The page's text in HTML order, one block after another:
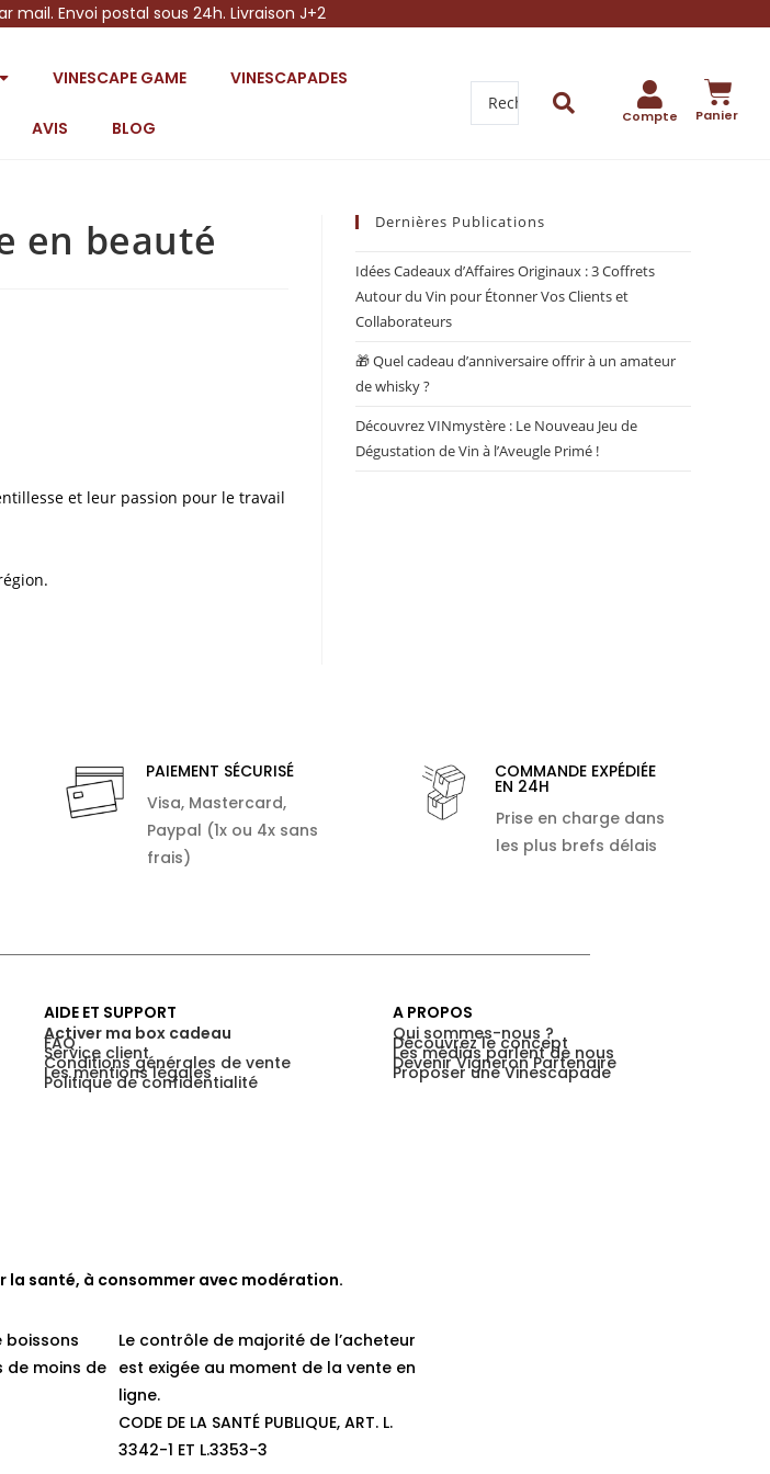
mail. Envoi postal sous 24h. Livraison J+2
VINESCAPE GAME VINESCAPADES
AVIS BLOG
Compte Panier
en beauté
et leur passion pour le travail
Dernières Publications
Idées Cadeaux d’Affaires Originaux : 3 Coffrets
Autour du Vin pour Étonner Vos Clients et
Collaborateurs
🎁 Quel cadeau d’anniversaire offrir à un amateur
de whisky ?
Découvrez VINmystère : Le Nouveau Jeu de
Dégustation de Vin à l’Aveugle Primé !
PAIEMENT SÉCURISÉ
Visa, Mastercard,
Paypal (1x ou 4x sans
frais)
COMMANDE EXPÉDIÉE
EN 24H
Prise en charge dans
les plus brefs délais
AIDE ET SUPPORT
Activer ma box cadeau
FAQ
Service client
Conditions générales de vente
Les mentions légales
Politique de confidentialité
A PROPOS
Qui sommes-nous ?
Découvrez le concept
Les médias parlent de nous
Devenir Vigneron Partenaire
Proposer une Vinescapade
la santé, à consommer avec modération.
boissons
de moins de
Le contrôle de majorité de l’acheteur
est exigée au moment de la vente en
ligne.
CODE DE LA SANTÉ PUBLIQUE, ART. L.
3342-1 ET L.3353-3